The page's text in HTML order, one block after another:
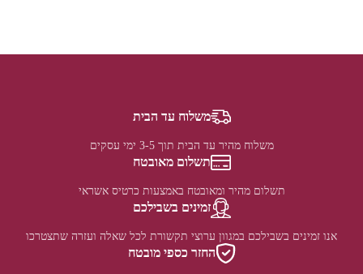
משלוח עד הבית
משלוח מהיר עד הבית תוך 3-5 ימי עסקים
תשלום מאובטח
תשלום מהיר ומאובטח באמצעות כרטיס אשראי
זמינים בשבילכם
אנו זמינים בשבילכם במגוון ערוצי תקשורת לכל שאלה ועזרה שתצטרכו
החזר כספי מובטח